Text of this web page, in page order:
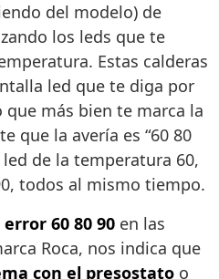
del modelo) de
los leds que te
Estas calderas
led que te diga por
que más bien te marca la
que la avería es “60 80
de la temperatura 60,
todos al mismo tiempo.
60 80 90 en las
Roca, nos indica que
con el presostato o